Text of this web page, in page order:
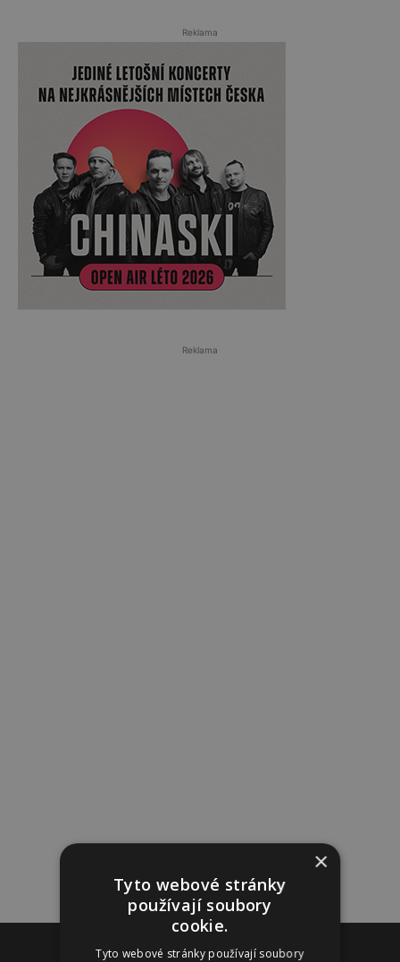
Reklama
Reklama
×
Tyto webové stránky
používají soubory
cookie.
Tyto webové stránky používají soubory